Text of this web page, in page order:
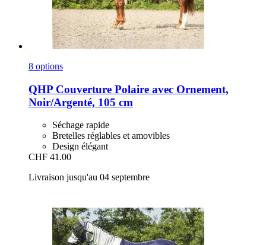
8 options
QHP Couverture Polaire avec Ornement,
Noir/Argenté, 105 cm
Séchage rapide
Bretelles réglables et amovibles
Design élégant
CHF 41.00
Livraison jusqu'au 04 septembre